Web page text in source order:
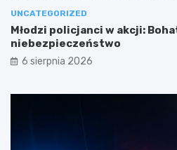
UNCATEGORIZED
Młodzi policjanci w akcji:
niebezpieczeństwo
6 sierpnia 2026